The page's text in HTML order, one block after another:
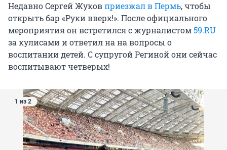
Недавно Сергей Жуковприезжал в Пермь, чтобы
открыть бар «Руки вверх!». После официального
мероприятия он встретился с журналистом59.RU
за кулисами и ответил на на вопросы о
воспитании детей. С супругой Региной они сейчас
воспитывают четверых!
1 из 2